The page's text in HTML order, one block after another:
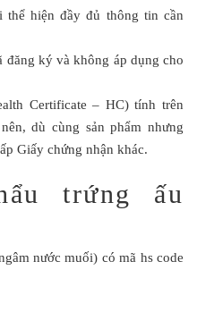
thể hiện đầy đủ thông tin cần
đăng ký và không áp dụng cho
Certificate – HC) tính trên
dù cùng sản phẩm nhưng
Giấy chứng nhận khác.
trứng ấu
nước muối) có mã hs code